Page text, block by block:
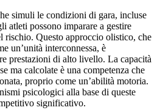
simuli le condizioni di gara, incluse
atleti possono imparare a gestire
rischio. Questo approccio olistico, che
un’unità interconnessa, è
prestazioni di alto livello. La capacità
ma calcolate è una competenza che
proprio come un’abilità motoria.
psicologici alla base di queste
significativo.